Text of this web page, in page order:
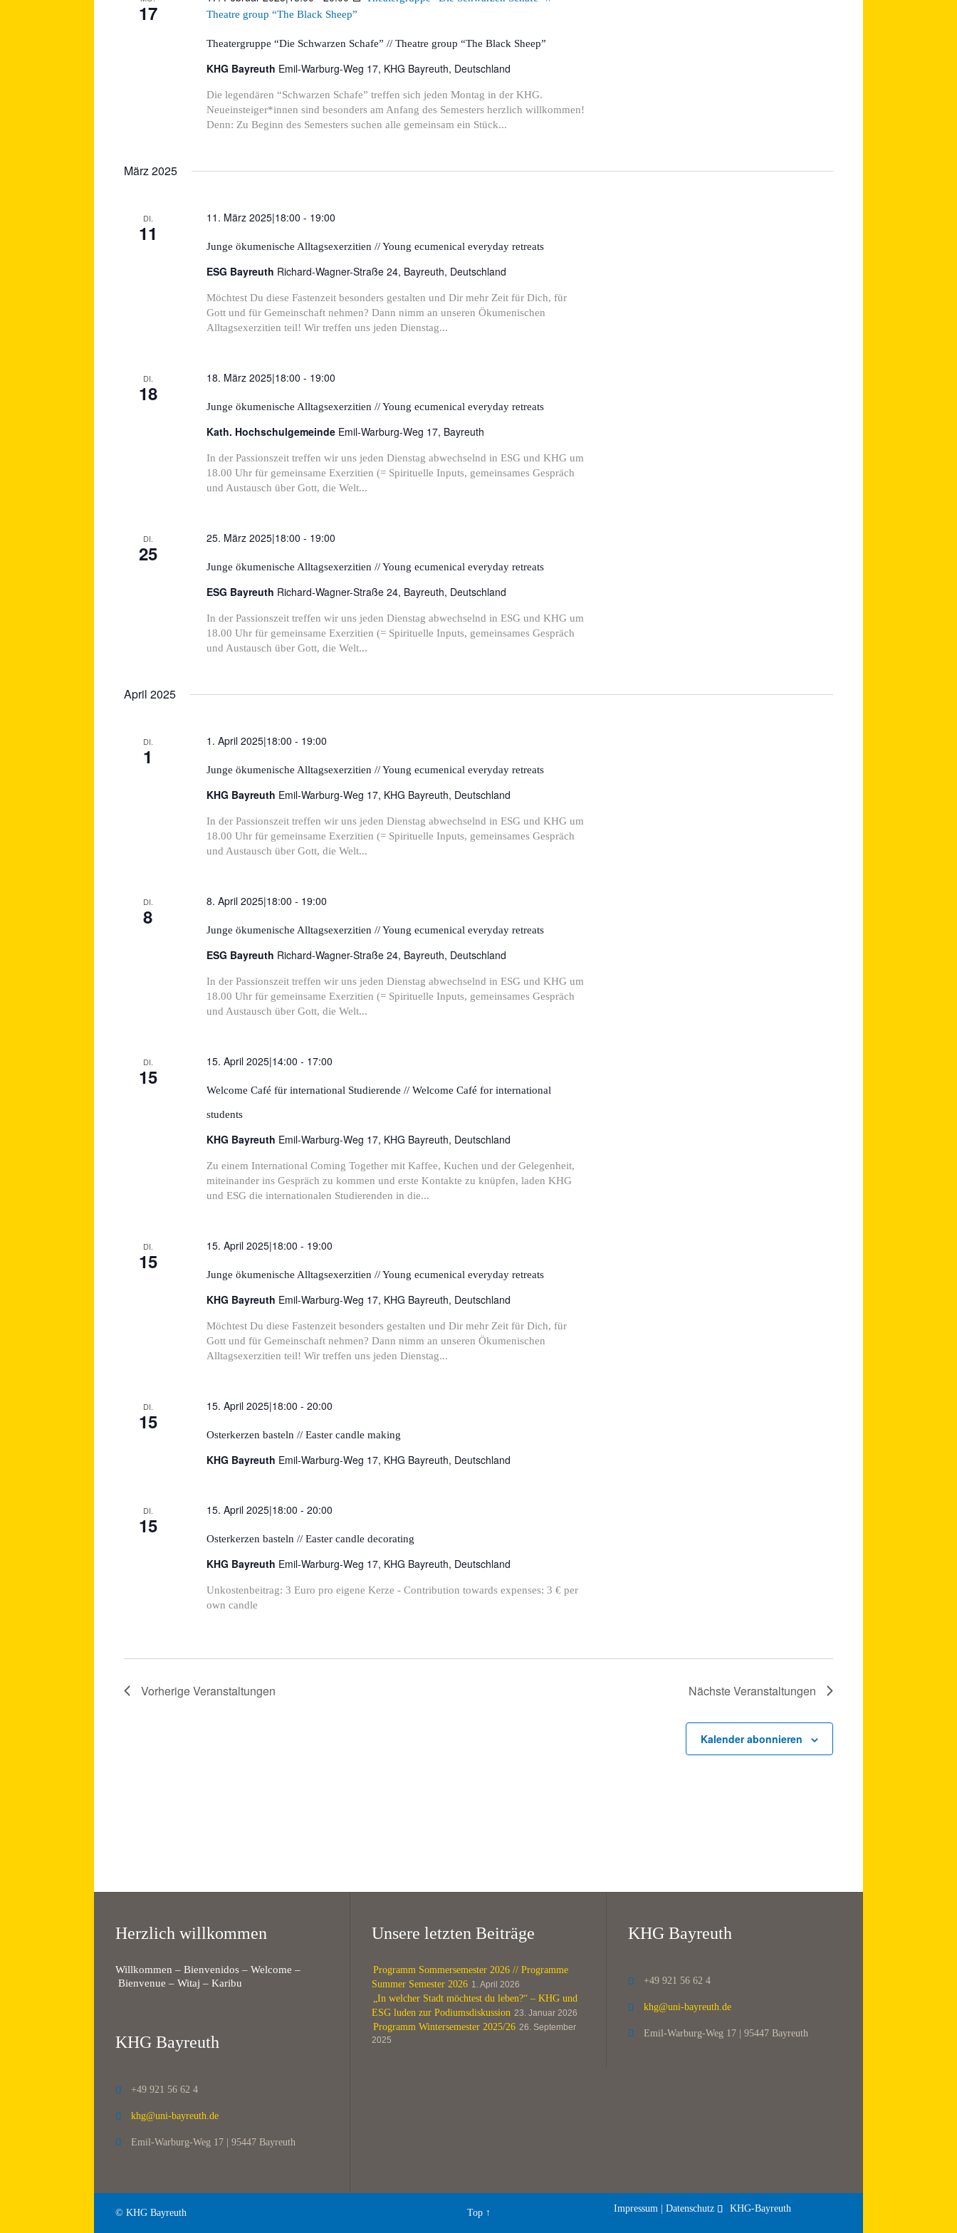
17
Theatergruppe “Die Schwarzen Schafe” // Theatre group “The Black Sheep”
Theatre group “The Black Sheep”
KHG Bayreuth Emil-Warburg-Weg 17, KHG Bayreuth, Deutschland
Die legendären “Schwarzen Schafe” treffen sich jeden Montag in der KHG.
Neueinsteiger*innen sind besonders am Anfang des Semesters herzlich willkommen!
Denn: Zu Beginn des Semesters suchen alle gemeinsam ein Stück...
März 2025
DI.
11
Junge ökumenische Alltagsexerzitien // Young ecumenical everyday retreats
11. März 2025|18:00 - 19:00
ESG Bayreuth Richard-Wagner-Straße 24, Bayreuth, Deutschland
Möchtest Du diese Fastenzeit besonders gestalten und Dir mehr Zeit für Dich, für
Gott und für Gemeinschaft nehmen? Dann nimm an unseren Ökumenischen
Alltagsexerzitien teil! Wir treffen uns jeden Dienstag...
DI.
18
Junge ökumenische Alltagsexerzitien // Young ecumenical everyday retreats
18. März 2025|18:00 - 19:00
Kath. Hochschulgemeinde Emil-Warburg-Weg 17, Bayreuth
In der Passionszeit treffen wir uns jeden Dienstag abwechselnd in ESG und KHG um
18.00 Uhr für gemeinsame Exerzitien (= Spirituelle Inputs, gemeinsames Gespräch
und Austausch über Gott, die Welt...
DI.
25
Junge ökumenische Alltagsexerzitien // Young ecumenical everyday retreats
25. März 2025|18:00 - 19:00
ESG Bayreuth Richard-Wagner-Straße 24, Bayreuth, Deutschland
In der Passionszeit treffen wir uns jeden Dienstag abwechselnd in ESG und KHG um
18.00 Uhr für gemeinsame Exerzitien (= Spirituelle Inputs, gemeinsames Gespräch
und Austausch über Gott, die Welt...
April 2025
DI.
1
Junge ökumenische Alltagsexerzitien // Young ecumenical everyday retreats
1. April 2025|18:00 - 19:00
KHG Bayreuth Emil-Warburg-Weg 17, KHG Bayreuth, Deutschland
In der Passionszeit treffen wir uns jeden Dienstag abwechselnd in ESG und KHG um
18.00 Uhr für gemeinsame Exerzitien (= Spirituelle Inputs, gemeinsames Gespräch
und Austausch über Gott, die Welt...
DI.
8
Junge ökumenische Alltagsexerzitien // Young ecumenical everyday retreats
8. April 2025|18:00 - 19:00
ESG Bayreuth Richard-Wagner-Straße 24, Bayreuth, Deutschland
In der Passionszeit treffen wir uns jeden Dienstag abwechselnd in ESG und KHG um
18.00 Uhr für gemeinsame Exerzitien (= Spirituelle Inputs, gemeinsames Gespräch
und Austausch über Gott, die Welt...
DI.
15
Welcome Café für international Studierende // Welcome Café for international
students
15. April 2025|14:00 - 17:00
KHG Bayreuth Emil-Warburg-Weg 17, KHG Bayreuth, Deutschland
Zu einem International Coming Together mit Kaffee, Kuchen und der Gelegenheit,
miteinander ins Gespräch zu kommen und erste Kontakte zu knüpfen, laden KHG
und ESG die internationalen Studierenden in die...
DI.
15
Junge ökumenische Alltagsexerzitien // Young ecumenical everyday retreats
15. April 2025|18:00 - 19:00
KHG Bayreuth Emil-Warburg-Weg 17, KHG Bayreuth, Deutschland
Möchtest Du diese Fastenzeit besonders gestalten und Dir mehr Zeit für Dich, für
Gott und für Gemeinschaft nehmen? Dann nimm an unseren Ökumenischen
Alltagsexerzitien teil! Wir treffen uns jeden Dienstag...
DI.
15
Osterkerzen basteln // Easter candle making
15. April 2025|18:00 - 20:00
KHG Bayreuth Emil-Warburg-Weg 17, KHG Bayreuth, Deutschland
DI.
15
Osterkerzen basteln // Easter candle decorating
15. April 2025|18:00 - 20:00
KHG Bayreuth Emil-Warburg-Weg 17, KHG Bayreuth, Deutschland
Unkostenbeitrag: 3 Euro pro eigene Kerze - Contribution towards expenses: 3 € per
own candle
VorherigeVeranstaltungen NächsteVeranstaltungen
Kalender abonnieren
Herzlich willkommen
Willkommen – Bienvenidos – Welcome –
Bienvenue – Witaj – Karibu
KHG Bayreuth
 +49 921 56 62 4
 khg@uni-bayreuth.de
 Emil-Warburg-Weg 17 | 95447 Bayreuth
Unsere letzten Beiträge
Programm Sommersemester 2026 // Programme
Summer Semester 2026 1. April 2026
„In welcher Stadt möchtest du leben?“ – KHG und
ESG luden zur Podiumsdiskussion 23. Januar 2026
Programm Wintersemester 2025/26 26. September
2025
KHG Bayreuth
 +49 921 56 62 4
 khg@uni-bayreuth.de
 Emil-Warburg-Weg 17 | 95447 Bayreuth
© KHG Bayreuth Top↑ Impressum | Datenschutz  KHG-Bayreuth